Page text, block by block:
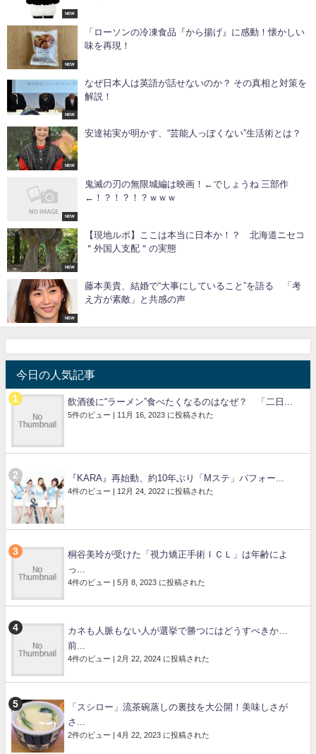
NEW
NEW
「ローソンの冷凍食品『から揚げ』に感動！懐かしい
味を再現！
NEW
なぜ日本人は英語が話せないのか？ その真相と対策を
解説！
NEW
安達祐実が明かす、“芸能人っぽくない”生活術とは？
NEW
鬼滅の刃の無限城編は映画！←でしょうね 三部作
←！？！？！？ｗｗｗ
NEW
【現地ルポ】ここは本当に日本か！？ 北海道ニセコ
＂外国人支配＂の実態
NEW
藤本美貴、結婚で“大事にしていること”を語る 「考
え方が素敵」と共感の声
今日の人気記事
飲酒後に“ラーメン”食べたくなるのはなぜ？ 「二日...
5件のビュー | 11月 16, 2023 に投稿された
『KARA』再始動、約10年ぶり「Mステ」パフォー...
4件のビュー | 12月 24, 2022 に投稿された
桐谷美玲が受けた「視力矯正手術ＩＣＬ」は年齢によ
っ...
4件のビュー | 5月 8, 2023 に投稿された
カネも人脈もない人が選挙で勝つにはどうすべきか…
前...
4件のビュー | 2月 22, 2024 に投稿された
「スシロー」流茶碗蒸しの裏技を大公開！美味しさが
さ...
2件のビュー | 4月 22, 2023 に投稿された